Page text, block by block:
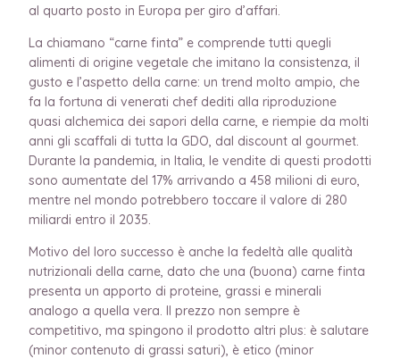
al quarto posto in Europa per giro d’affari.
La chiamano “carne finta” e comprende tutti quegli
alimenti di origine vegetale che imitano la consistenza, il
gusto e l’aspetto della carne: un trend molto ampio, che
fa la fortuna di venerati chef dediti alla riproduzione
quasi alchemica dei sapori della carne, e riempie da molti
anni gli scaffali di tutta la GDO, dal discount al gourmet.
Durante la pandemia, in Italia, le vendite di questi prodotti
sono aumentate del 17% arrivando a 458 milioni di euro,
mentre nel mondo potrebbero toccare il valore di 280
miliardi entro il 2035.
Motivo del loro successo è anche la fedeltà alle qualità
nutrizionali della carne, dato che una (buona) carne finta
presenta un apporto di proteine, grassi e minerali
analogo a quella vera. Il prezzo non sempre è
competitivo, ma spingono il prodotto altri plus: è salutare
(minor contenuto di grassi saturi), è etico (minor